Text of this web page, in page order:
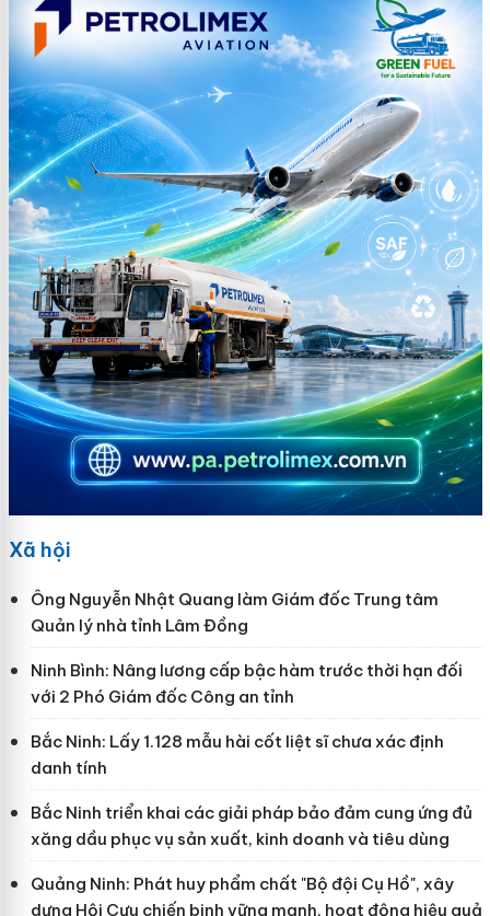
Xã hội
Ông Nguyễn Nhật Quang làm Giám đốc Trung tâm
Quản lý nhà tỉnh Lâm Đồng
Ninh Bình: Nâng lương cấp bậc hàm trước thời hạn đối
với 2 Phó Giám đốc Công an tỉnh
Bắc Ninh: Lấy 1.128 mẫu hài cốt liệt sĩ chưa xác định
danh tính
Bắc Ninh triển khai các giải pháp bảo đảm cung ứng đủ
xăng dầu phục vụ sản xuất, kinh doanh và tiêu dùng
Quảng Ninh: Phát huy phẩm chất "Bộ đội Cụ Hồ", xây
dựng Hội Cựu chiến binh vững mạnh, hoạt động hiệu quả